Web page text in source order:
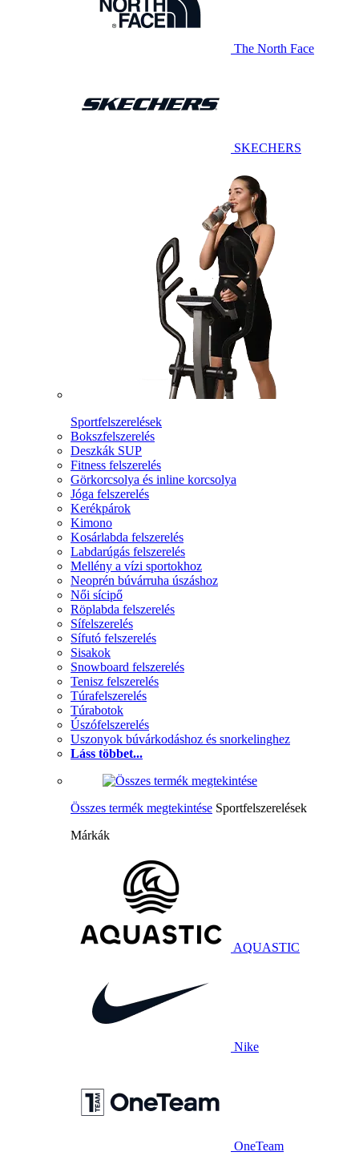
The North Face
SKECHERS
Sportfelszerelések
Bokszfelszerelés
Deszkák SUP
Fitness felszerelés
Görkorcsolya és inline korcsolya
Jóga felszerelés
Kerékpárok
Kimono
Kosárlabda felszerelés
Labdarúgás felszerelés
Mellény a vízi sportokhoz
Neoprén búvárruha úszáshoz
Női sícipő
Röplabda felszerelés
Sífelszerelés
Sífutó felszerelés
Sisakok
Snowboard felszerelés
Tenisz felszerelés
Túrafelszerelés
Túrabotok
Úszófelszerelés
Uszonyok búvárkodáshoz és snorkelinghez
Láss többet...
Összes termék megtekintése Sportfelszerelések
Márkák
AQUASTIC
Nike
OneTeam